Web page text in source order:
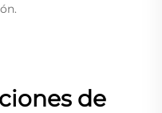
de